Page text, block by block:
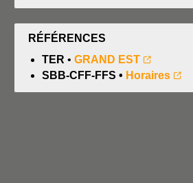
RÉFÉRENCES
TER • GRAND EST
SBB-CFF-FFS • Horaires